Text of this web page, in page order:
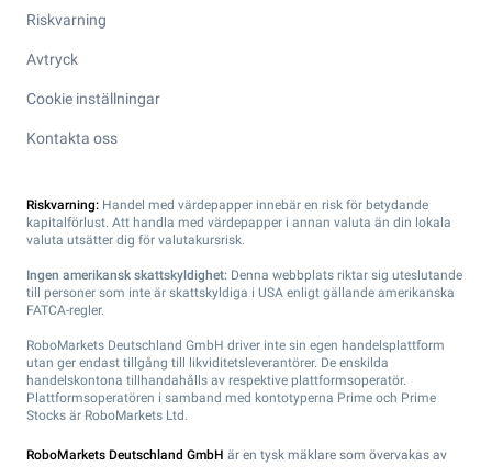
Riskvarning
Avtryck
Cookie inställningar
Kontakta oss
Riskvarning: Handel med värdepapper innebär en risk för betydande
kapitalförlust. Att handla med värdepapper i annan valuta än din lokala
valuta utsätter dig för valutakursrisk.
Ingen amerikansk skattskyldighet: Denna webbplats riktar sig uteslutande
till personer som inte är skattskyldiga i USA enligt gällande amerikanska
FATCA-regler.
RoboMarkets Deutschland GmbH driver inte sin egen handelsplattform
utan ger endast tillgång till likviditetsleverantörer. De enskilda
handelskontona tillhandahålls av respektive plattformsoperatör.
Plattformsoperatören i samband med kontotyperna Prime och Prime
Stocks är RoboMarkets Ltd.
RoboMarkets Deutschland GmbH är en tysk mäklare som övervakas av